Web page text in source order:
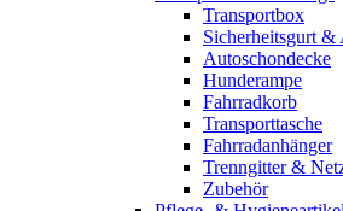
Transportbox
Sicherheitsgurt &
Autoschondecke
Hunderampe
Fahrradkorb
Transporttasche
Fahrradanhänger
Trenngitter &
Zubehör